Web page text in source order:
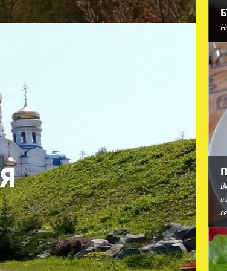
— муниципальный Театр Кукол и
Красивые сооружение в стиле
выбраться на окружающие сопки,
на искусственное Приморское озеро
широкой дамбой. На берегах
или просто ловят рыбу.